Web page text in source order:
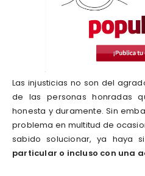
Las injusticias no son del
de las personas honradas
honesta y duramente. Sin
problema en multitud de
sabido solucionar, ya haya
particular o incluso con una